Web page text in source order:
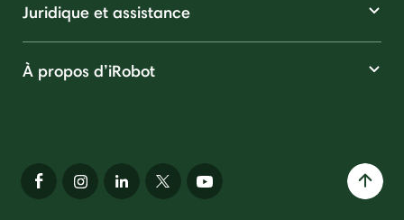
Juridique et assistance
À propos d’iRobot